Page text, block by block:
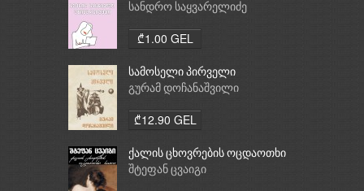
სანდრო საყვარელიძე
₾1.00 GEL
სამოსელი პირველი
გურამ დოჩანაშვილი
₾12.90 GEL
ქალის ცხოვრების ოცდაოთხი
საათი
შტეფან ცვაიგი